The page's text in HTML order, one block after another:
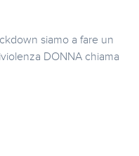
siamo a fare un
DONNA chiama